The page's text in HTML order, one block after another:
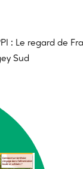
: Le regard de
Sud